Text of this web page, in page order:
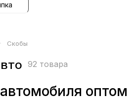
Скобы
92 товара
оптом